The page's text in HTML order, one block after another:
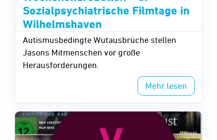
Sozialpsychiatrische Filmtage in
Wilhelmshaven
Autismusbedingte Wutausbrüche stellen
Jasons Mitmenschen vor große
Herausforderungen.
Mehr lesen